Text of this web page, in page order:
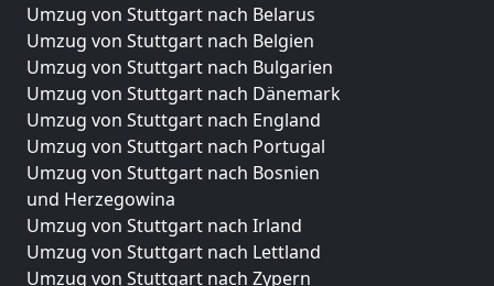
Umzug von Stuttgart nach Belarus
Umzug von Stuttgart nach Belgien
Umzug von Stuttgart nach Bulgarien
Umzug von Stuttgart nach Dänemark
Umzug von Stuttgart nach England
Umzug von Stuttgart nach Portugal
Umzug von Stuttgart nach Bosnien
und Herzegowina
Umzug von Stuttgart nach Irland
Umzug von Stuttgart nach Lettland
Umzug von Stuttgart nach Zypern